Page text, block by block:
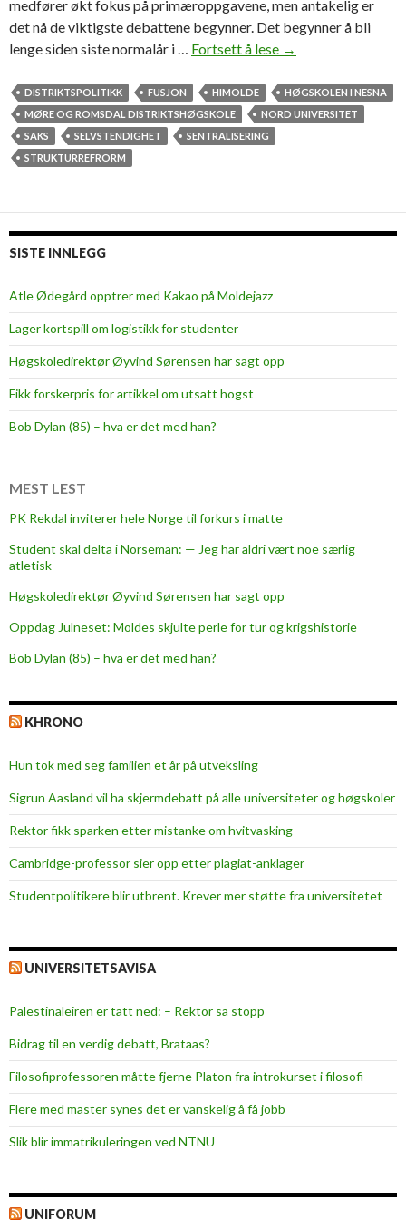
medfører økt fokus på primæroppgavene, men antakelig er
det nå de viktigste debattene begynner. Det begynner å bli
lenge siden siste normalår i … Fortsett å lese S
n
t
i
r
→
DISTRIKTSPOLITIKK FUSJON HIMOLDE
HØGSKOLEN I NESNA
MØRE OG ROMSDAL DISTRIKTSHØGSKOLE
NORD UNIVERSITET
SAKS
SELVSTENDIGHET
SENTRALISERING
STRUKTURREFRORM
SISTE INNLEGG
Atle Ødegård opptrer med Kakao på Moldejazz
Lager kortspill om logistikk for studenter
Høgskoledirektør Øyvind Sørensen har sagt opp
Fikk forskerpris for artikkel om utsatt hogst
Bob Dylan (85) – hva er det med han?
MEST LEST
PK Rekdal inviterer hele Norge til forkurs i matte
Student skal delta i Norseman: — Jeg har aldri vært noe særlig
atletisk
Høgskoledirektør Øyvind Sørensen har sagt opp
Oppdag Julneset: Moldes skjulte perle for tur og krigshistorie
Bob Dylan (85) – hva er det med han?
KHRONO
Hun tok med seg familien et år på utveksling
Sigrun Aasland vil ha skjerm­debatt på alle universiteter og høgskoler
Rektor fikk sparken etter mistanke om hvitvasking
Cambridge-professor sier opp etter plagiat-anklager
Studentpolitikere blir utbrent. Krever mer støtte fra universitetet
UNIVERSITETSAVISA
Palestinaleiren er tatt ned: – Rektor sa stopp
Bidrag til en verdig debatt, Brataas?
Filosofiprofessoren måtte fjerne Platon fra introkurset i filosofi
Flere med master synes det er vanskelig å få jobb
Slik blir immatrikuleringen ved NTNU
UNIFORUM